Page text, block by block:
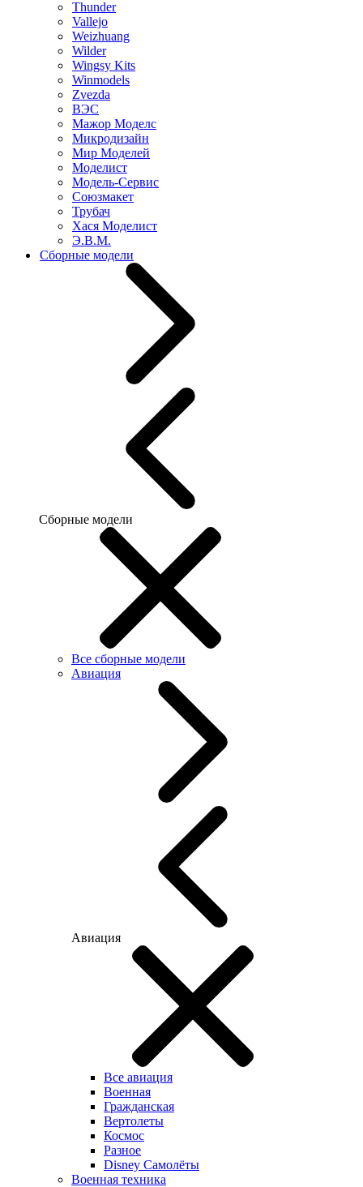
Thunder
Vallejo
Weizhuang
Wilder
Wingsy Kits
Winmodels
Zvezda
ВЭС
Мажор Моделс
Микродизайн
Мир Моделей
Моделист
Модель-Сервис
Союзмакет
Трубач
Хася Моделист
Э.В.М.
Сборные модели
Сборные модели
Все сборные модели
Авиация
Авиация
Все авиация
Военная
Гражданская
Вертолеты
Космос
Разное
Disney Самолёты
Военная техника